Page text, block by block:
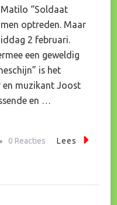
Matilo “Soldaat
optreden. Maar
2 februari.
een geweldig
is het
en muzikant Joost
en …
0 Reacties Lees